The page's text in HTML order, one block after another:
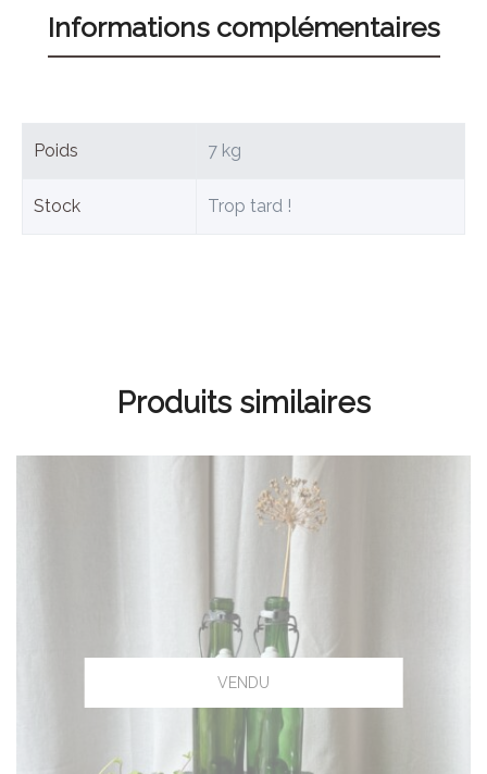
Informations complémentaires
Poids 7 kg
Stock Trop tard !
Produits similaires